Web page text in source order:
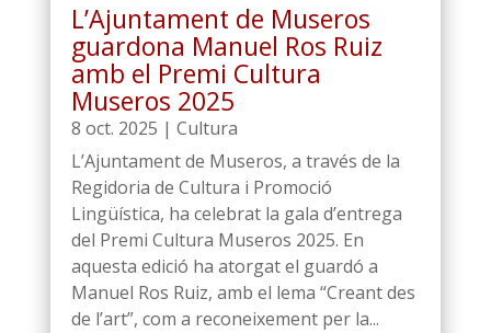
L’Ajuntament de Museros
guardona Manuel Ros Ruiz
amb el Premi Cultura
Museros 2025
8 oct. 2025 | Cultura
L’Ajuntament de Museros, a través de la
Regidoria de Cultura i Promoció
Lingüística, ha celebrat la gala d’entrega
del Premi Cultura Museros 2025. En
aquesta edició ha atorgat el guardó a
Manuel Ros Ruiz, amb el lema “Creant des
de l’art”, com a reconeixement per la...